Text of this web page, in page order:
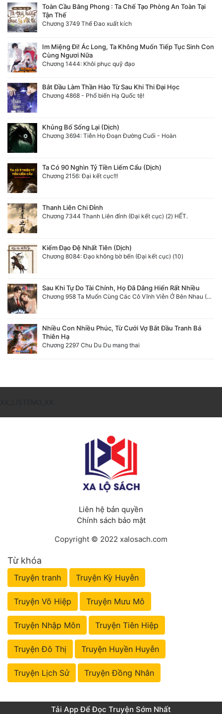
Toàn Cầu Băng Phong : Ta Chế Tạo Phòng An Toàn Tại
Tận Thế
Chương 3749 Thế Đao xuất kích
Im Miệng Đi! Ác Long, Ta Không Muốn Tiếp Tục Sinh Con
Cùng Ngươi Nữa
Chương 1444: Khôi phục quỹ đạo
Bắt Đầu Làm Thần Hào Từ Sau Khi Thi Đại Học
Chương 4868 - Phổ biến Hạ Quốc tệ!
Khủng Bố Sống Lại (Dịch)
Chương 3694: Tiễn Họ Đoạn Đường Cuối - Hoàn
Ta Có 90 Nghìn Tỷ Tiền Liếm Cẩu (Dịch)
Chương 2156: Đại kết cục!!!
Thanh Liên Chi Đỉnh
Chương 7344 Thanh Liên đỉnh (Đại kết cục) (2) HẾT.
Kiếm Đạo Đệ Nhất Tiên (Dịch)
Chương 8084: Đạo không bờ bến (Đại kết cục) (10)
Sau Khi Tự Do Tài Chính, Họ Đã Dâng Hiến Rất Nhiều
Chương 958 Ta Muốn Cùng Các Cô Vĩnh Viễn Ở Bên Nhau (2) Hết
Nhiều Con Nhiều Phúc, Từ Cưới Vợ Bắt Đầu Tranh Bá
Thiên Hạ
Chương 2297 Chu Du Du mang thai
Liên hệ bản quyền
Chính sách bảo mật
Copyright © 2022 xalosach.com
Từ khóa
Truyện tranh Truyện Kỳ Huyễn
Truyện Võ Hiệp Truyện Mưu Mô
Truyện Nhập Môn Truyện Tiên Hiệp
Truyện Đô Thị Truyện Huyền Huyễn
Truyện Lịch Sử Truyện Đồng Nhân
Tải App Để Đọc Truyện Sớm Nhất